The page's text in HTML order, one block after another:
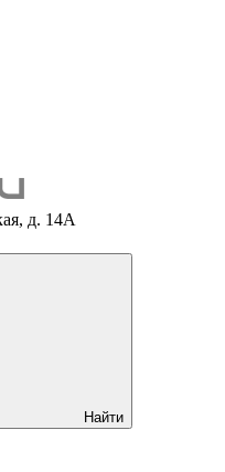
д. 14А
Найти